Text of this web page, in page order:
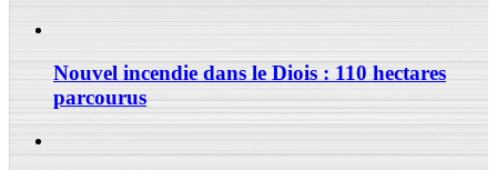
Nouvel incendie dans le Diois : 110 hectares
parcourus